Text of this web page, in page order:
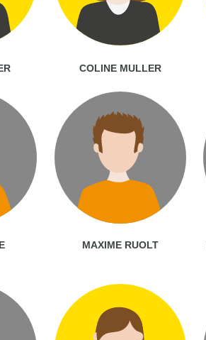
COLINE MULLER
MAXIME RUOLT